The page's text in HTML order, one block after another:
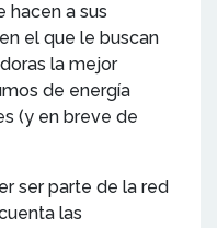
hacen a sus
el que le buscan
la mejor
de energía
(y en breve de
ser parte de la red
las